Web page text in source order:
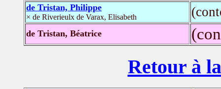
de Tristan, Philippe
× de Riverieulx de Varax, Elisabeth
de Tristan, Béatrice
Retour à